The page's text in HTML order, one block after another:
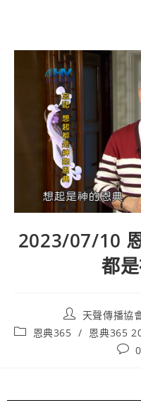
2023/07/10
都
天聲傳播協
恩典365 / 恩典365